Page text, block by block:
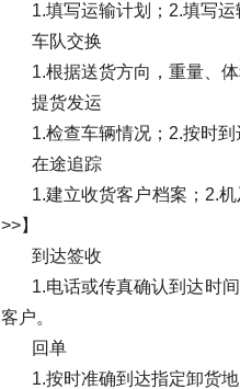
1.填写运输计划；2.填写
车队交换
1.根据送货方向，重量、
提货发运
1.检查车辆情况；2.按时
在途追踪
1.建立收货客户档案；2.
>>】
到达签收
1.电话或传真确认到达时
客户。
回单
1.按时准确到达指定卸货